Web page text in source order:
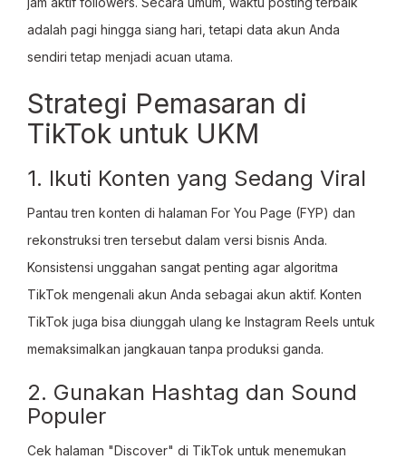
adalah pagi hingga siang hari, tetapi data akun Anda
sendiri tetap menjadi acuan utama.
Strategi Pemasaran di
TikTok untuk UKM
1. Ikuti Konten yang Sedang Viral
Pantau tren konten di halaman For You Page (FYP) dan
rekonstruksi tren tersebut dalam versi bisnis Anda.
Konsistensi unggahan sangat penting agar algoritma
TikTok mengenali akun Anda sebagai akun aktif. Konten
TikTok juga bisa diunggah ulang ke Instagram Reels untuk
memaksimalkan jangkauan tanpa produksi ganda.
2. Gunakan Hashtag dan Sound
Populer
Cek halaman "Discover" di TikTok untuk menemukan